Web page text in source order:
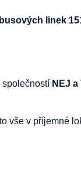
linek
společností NEJ a
to vše v příjemné